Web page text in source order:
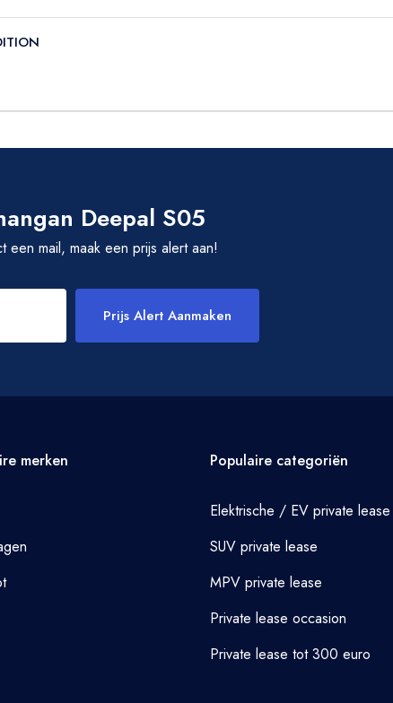
Deepal S05
mail, maak een prijs alert aan!
Prijs Alert Aanmaken
merken Populaire categoriën
Elektrische / EV private lease
SUV private lease
MPV private lease
Private lease occasion
Private lease tot 300 euro